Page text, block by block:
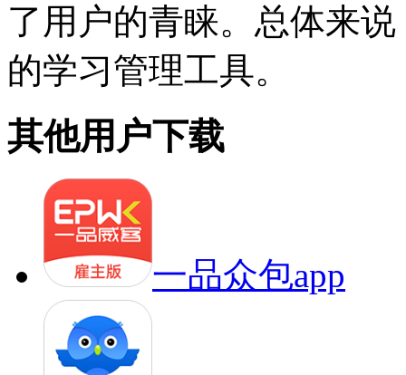
了用户的青睐。总体来
的学习管理工具。
其他用户下载
一品众包app